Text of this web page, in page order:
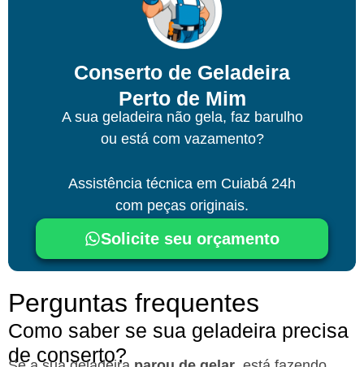
Conserto de Geladeira
Perto de Mim
A sua geladeira não gela, faz barulho
ou está com vazamento?
Assistência técnica em Cuiabá 24h
com peças originais.
Solicite seu orçamento
Perguntas frequentes
Como saber se sua geladeira precisa
de conserto?